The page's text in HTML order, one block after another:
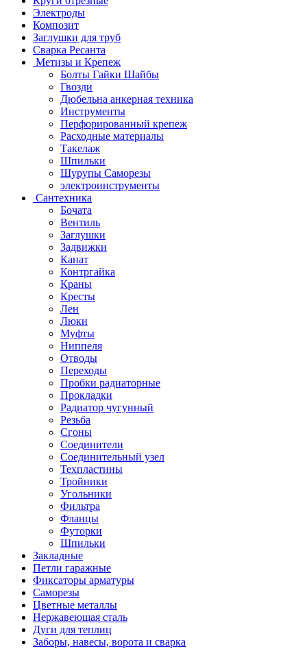
Электроды
Композит
Заглушки для труб
Сварка Ресанта
Метизы и Крепеж
Болты Гайки Шайбы
Гвозди
Дюбельна анкерная техника
Инструменты
Перфорированный крепеж
Расходные материалы
Такелаж
Шпильки
Шурупы Саморезы
электроинструменты
Сантехника
Бочата
Вентиль
Заглушки
Задвижки
Канат
Контргайка
Краны
Кресты
Лен
Люки
Муфты
Ниппеля
Отводы
Переходы
Пробки радиаторные
Прокладки
Радиатор чугунный
Резьба
Сгоны
Соединители
Соединительный узел
Техпластины
Тройники
Угольники
Фильтра
Фланцы
Футорки
Шпильки
Закладные
Петли гаражные
Фиксаторы арматуры
Саморезы
Цветные металлы
Нержавеющая сталь
Дуги для теплиц
Заборы, навесы, ворота и сварка